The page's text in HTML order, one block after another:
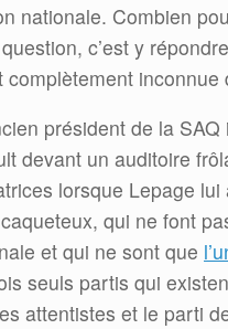
nationale. Combien
c’est y
complètement
président de la
devant un auditoire
lorsque Lepage
qui ne font
et qui ne sont que
seuls partis qui
attentistes et le parti